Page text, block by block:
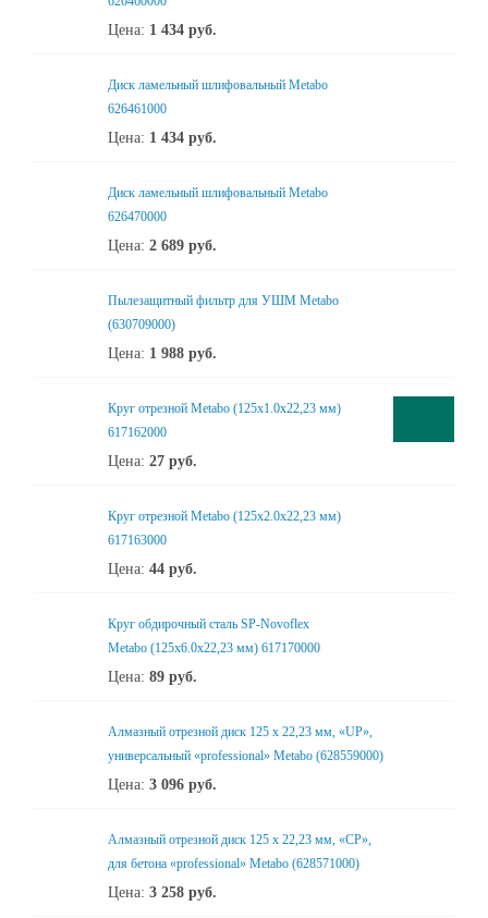
Цена: 1 434 руб.
Диск ламельный шлифовальный Metabo
626461000
Цена: 1 434 руб.
Диск ламельный шлифовальный Metabo
626470000
Цена: 2 689 руб.
Пылезащитный фильтр для УШМ Metabo
(630709000)
Цена: 1 988 руб.
Круг отрезной Metabo (125x1.0x22,23 мм)
617162000
Цена: 27 руб.
Круг отрезной Metabo (125x2.0x22,23 мм)
617163000
Цена: 44 руб.
Круг обдирочный сталь SP-Novoflex
Metabo (125x6.0x22,23 мм) 617170000
Цена: 89 руб.
Алмазный отрезной диск 125 x 22,23 мм, «UP»,
универсальный «professional» Metabo (628559000)
Цена: 3 096 руб.
Алмазный отрезной диск 125 x 22,23 мм, «CP»,
для бетона «professional» Metabo (628571000)
Цена: 3 258 руб.